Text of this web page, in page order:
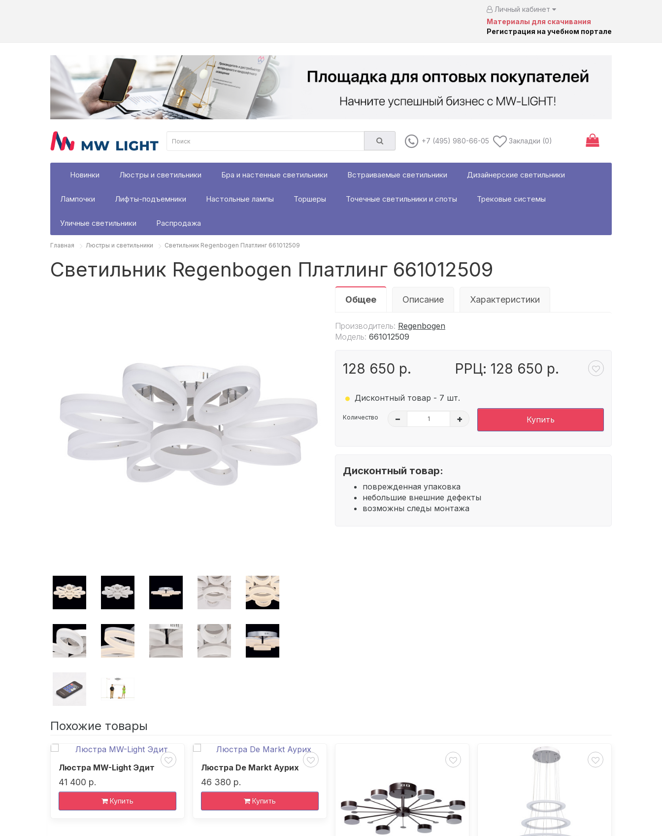
Личный кабинет
Материалы для скачивания
Регистрация на учебном портале
+7 (495) 980-66-05 Закладки (0)
Новинки Люстры и светильники Бра и настенные светильники Встраиваемые светильники Дизайнерские светильники
Лампочки Лифты-подъемники Настольные лампы Торшеры Точечные светильники и споты Трековые системы
Уличные светильники Распродажа
Главная Люстры и светильники Светильник Regenbogen Платлинг 661012509
Светильник Regenbogen Платлинг 661012509
Общее Описание Характеристики
Производитель: Regenbogen
Модель: 661012509
128 650 р. РРЦ: 128 650 р.
. Дисконтный товар - 7 шт.
Количество – + Купить
Дисконтный товар:
поврежденная упаковка
небольшие внешние дефекты
возможны следы монтажа
Похожие товары
Люстра MW-Light Эдит
41 400 р.
Купить
Люстра De Markt Аурих
46 380 р.
Купить